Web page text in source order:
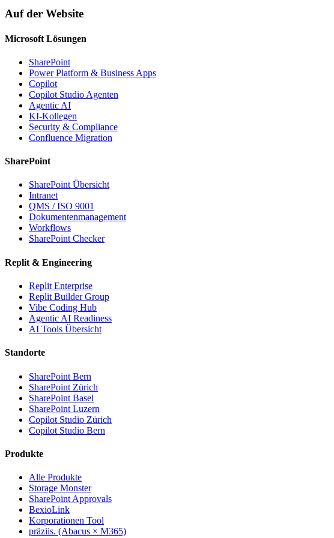
Auf der Website
Microsoft Lösungen
SharePoint
Power Platform & Business Apps
Copilot
Copilot Studio Agenten
Agentic AI
KI-Kollegen
Security & Compliance
Confluence Migration
SharePoint
SharePoint Übersicht
Intranet
QMS / ISO 9001
Dokumentenmanagement
Workflows
SharePoint Checker
Replit & Engineering
Replit Enterprise
Replit Builder Group
Vibe Coding Hub
Agentic AI Readiness
AI Tools Übersicht
Standorte
SharePoint Bern
SharePoint Zürich
SharePoint Basel
SharePoint Luzern
Copilot Studio Zürich
Copilot Studio Bern
Produkte
Alle Produkte
Storage Monster
SharePoint Approvals
BexioLink
Korporationen Tool
präziis. (Abacus × M365)